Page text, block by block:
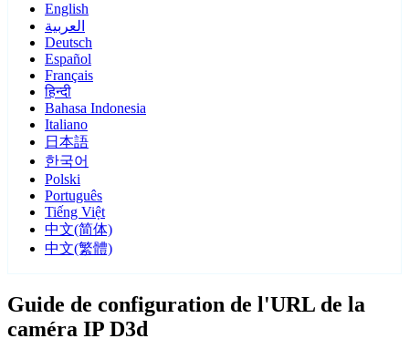
English
العربية
Deutsch
Español
Français
हिन्दी
Bahasa Indonesia
Italiano
日本語
한국어
Polski
Português
Tiếng Việt
中文(简体)
中文(繁體)
Guide de configuration de l'URL de la
caméra IP D3d